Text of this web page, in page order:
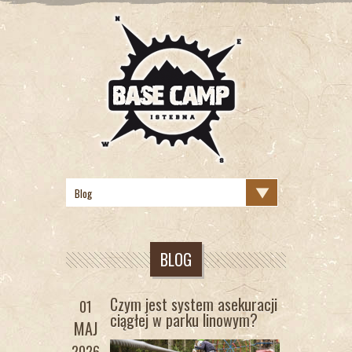
BLOG
01
MAJ
Czym jest system asekuracji
ciągłej w parku linowym?